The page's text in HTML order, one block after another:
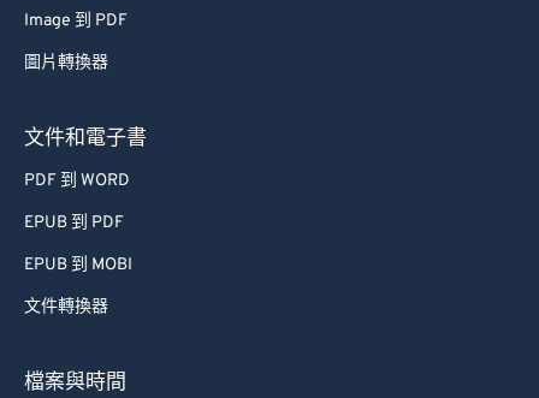
Image 到 PDF
圖片轉換器
文件和電子書
PDF 到 WORD
EPUB 到 PDF
EPUB 到 MOBI
文件轉換器
檔案與時間